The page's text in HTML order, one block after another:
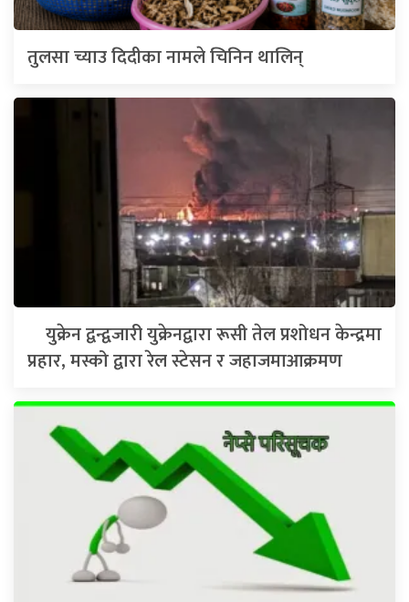
तुलसा च्याउ दिदीका नामले चिनिन थालिन्
युक्रेन द्वन्द्वजारी युक्रेनद्वारा रूसी तेल प्रशोधन केन्द्रमा
प्रहार, मस्को द्वारा रेल स्टेसन र जहाजमाआक्रमण